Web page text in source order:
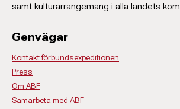
samt kulturarrangemang i alla landets
Genvägar
Kontakt förbundsexpeditionen
Press
Om ABF
Samarbeta med ABF